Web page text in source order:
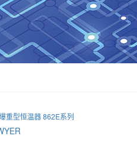
重型恒温器 862E系列